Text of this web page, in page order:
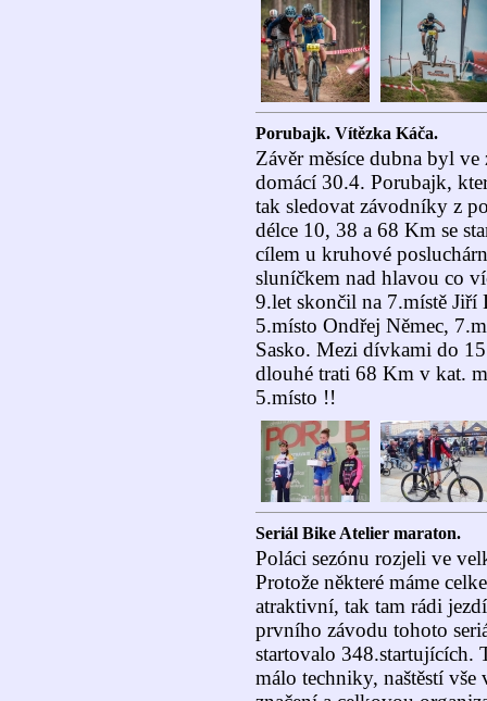
Porubajk. Vítězka Káča.
Závěr měsíce dubna byl ve
domácí 30.4. Porubajk,
tak sledovat závodníky z
délce 10, 38 a 68 Km se
cílem u kruhové
sluníčkem nad hlavou co
9.let skončil na 7.místě
5.místo Ondřej Němec,
Sasko. Mezi dívkami do
dlouhé trati 68 Km v kat.
5.místo !!
Seriál Bike Atelier maraton.
Poláci sezónu rozjeli ve
Protože některé máme
atraktivní, tak tam rádi
prvního závodu tohoto
startovalo 348.startujících.
málo techniky, naštěstí